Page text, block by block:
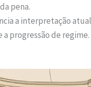
pena.
a interpretação
progressão de regime.